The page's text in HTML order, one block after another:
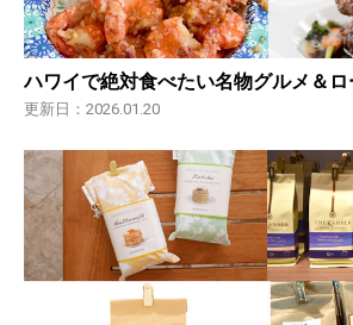
ハワイで絶対食べたい名物グルメ＆
更新日：2026.01.20